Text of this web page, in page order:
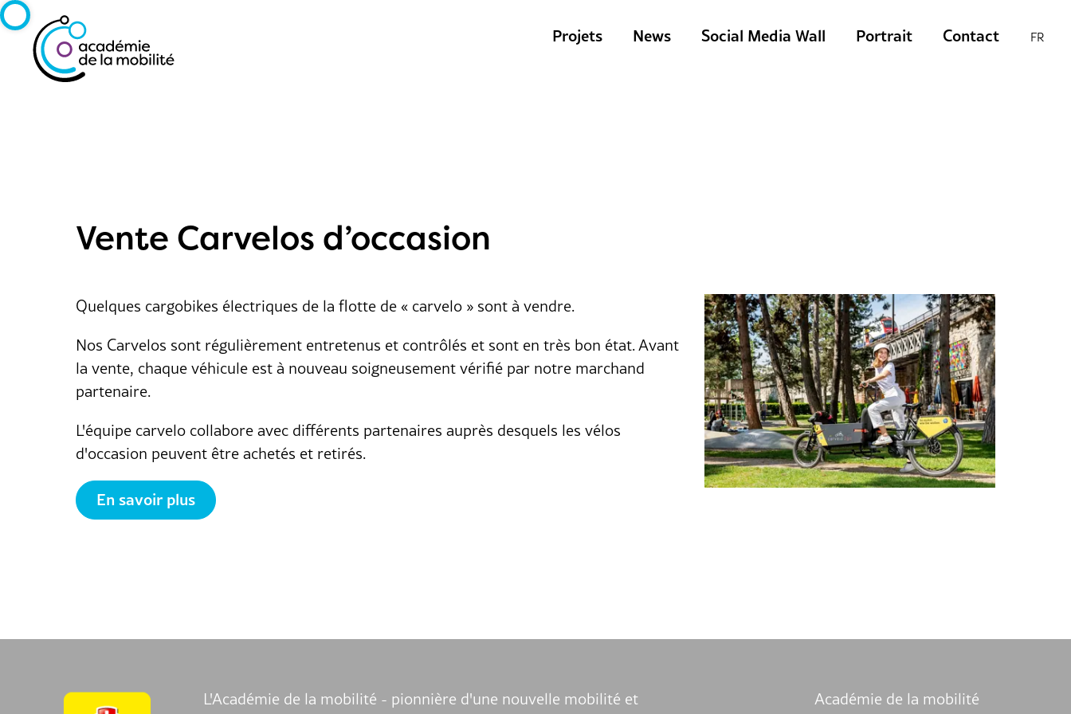
FR
Projets News Social Media Wall Portrait Contact
Vente Carvelos d’occasion
Quelques cargobikes électriques de la flotte de « carvelo » sont à vendre.
Nos Carvelos sont régulièrement entretenus et contrôlés et sont en très bon état. Avant
la vente, chaque véhicule est à nouveau soigneusement vérifié par notre marchand
partenaire.
L'équipe carvelo collabore avec différents partenaires auprès desquels les vélos
d'occasion peuvent être achetés et retirés.
En savoir plus
L'Académie de la mobilité - pionnière d'une nouvelle mobilité et
Académie de la mobilité